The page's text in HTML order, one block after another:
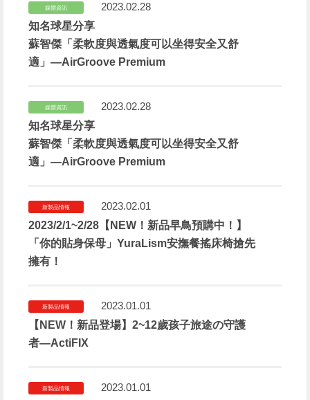
媒體資訊
2023.02.28
知名球星分享
蘇智傑「柔軟度與透氣度可以坐得安全又舒
適」—AirGroove Premium
媒體資訊
2023.02.28
知名球星分享
蘇智傑「柔軟度與透氣度可以坐得安全又舒
適」—AirGroove Premium
新製品情報
2023.02.01
2023/2/1~2/28【NEW！新品早鳥預購中！】
「你的貼身保母」YuraLism安撫餐搖床椅搶先
擁有！
新製品情報
2023.01.01
【NEW！新品登場】2~12歲孩子旅途の守護
者—ActiFIX
新製品情報
2023.01.01